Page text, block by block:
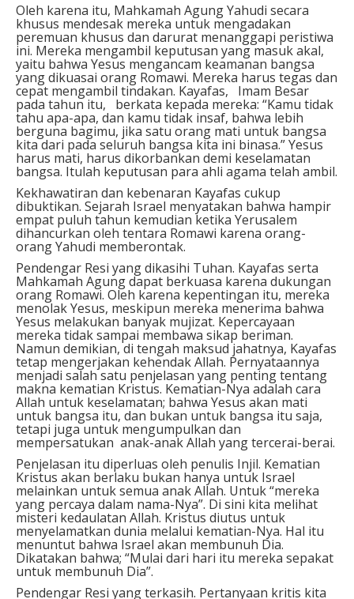
Oleh karena itu, Mahkamah Agung Yahudi secara
khusus mendesak mereka untuk mengadakan
peremuan khusus dan darurat menanggapi peristiwa
ini. Mereka mengambil keputusan yang masuk akal,
yaitu bahwa Yesus mengancam keamanan bangsa
yang dikuasai orang Romawi. Mereka harus tegas dan
cepat mengambil tindakan. Kayafas, Imam Besar
pada tahun itu, berkata kepada mereka: “Kamu tidak
tahu apa-apa, dan kamu tidak insaf, bahwa lebih
berguna bagimu, jika satu orang mati untuk bangsa
kita dari pada seluruh bangsa kita ini binasa.” Yesus
harus mati, harus dikorbankan demi keselamatan
bangsa. Itulah keputusan para ahli agama telah ambil.
Kekhawatiran dan kebenaran Kayafas cukup
dibuktikan. Sejarah Israel menyatakan bahwa hampir
empat puluh tahun kemudian ketika Yerusalem
dihancurkan oleh tentara Romawi karena orang-
orang Yahudi memberontak.
Pendengar Resi yang dikasihi Tuhan. Kayafas serta
Mahkamah Agung dapat berkuasa karena dukungan
orang Romawi. Oleh karena kepentingan itu, mereka
menolak Yesus, meskipun mereka menerima bahwa
Yesus melakukan banyak mujizat. Kepercayaan
mereka tidak sampai membawa sikap beriman.
Namun demikian, di tengah maksud jahatnya, Kayafas
tetap mengerjakan kehendak Allah. Pernyataannya
menjadi salah satu penjelasan yang penting tentang
makna kematian Kristus. Kematian-Nya adalah cara
Allah untuk keselamatan; bahwa Yesus akan mati
untuk bangsa itu, dan bukan untuk bangsa itu saja,
tetapi juga untuk mengumpulkan dan
mempersatukan anak-anak Allah yang tercerai-berai.
Penjelasan itu diperluas oleh penulis Injil. Kematian
Kristus akan berlaku bukan hanya untuk Israel
melainkan untuk semua anak Allah. Untuk “mereka
yang percaya dalam nama-Nya”. Di sini kita melihat
misteri kedaulatan Allah. Kristus diutus untuk
menyelamatkan dunia melalui kematian-Nya. Hal itu
menuntut bahwa Israel akan membunuh Dia.
Dikatakan bahwa; “Mulai dari hari itu mereka sepakat
untuk membunuh Dia”.
Pendengar Resi yang terkasih. Pertanyaan kritis kita